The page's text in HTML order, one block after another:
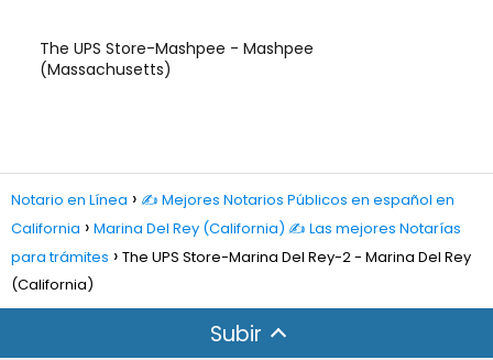
The UPS Store-Mashpee - Mashpee
(Massachusetts)
Notario en Línea
✍️ Mejores Notarios Públicos en español en
California
Marina Del Rey (California) ✍️ Las mejores Notarías
para trámites
The UPS Store-Marina Del Rey-2 - Marina Del Rey
(California)
Subir